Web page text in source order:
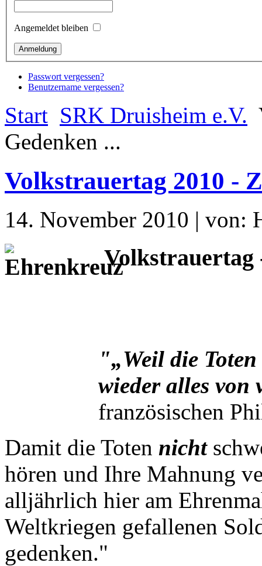
Angemeldet bleiben
Passwort vergessen?
Benutzername vergessen?
Start SRK Druisheim e.V.
Gedenken ...
Volkstrauertag 2010 -
14. November 2010 | von:
Volkstrauertag
"„Weil die
wieder alles von
französischen
Damit die Toten nicht
hören und Ihre Mahnung
alljährlich hier am
Weltkriegen gefallenen
gedenken."